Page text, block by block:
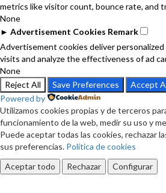
metrics like visitor count, bounce rate, and
None
► Advertisement Cookies Remark
Advertisement cookies deliver personalized
visits and analyze the effectiveness of ad
None
Reject All
Save Preferences
Accept
Powered by
Utilizamos cookies propias y de terceros
funcionamiento de la web, medir su uso y
Puede aceptar todas las cookies, rechazar
sus preferencias. Política de cookies
Aceptar todo
Rechazar Configurar